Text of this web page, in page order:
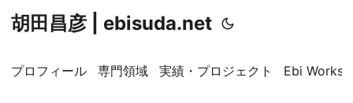
胡田昌彦 | ebisuda.net
プロフィール 専門領域 実績・プロジェクト Ebi